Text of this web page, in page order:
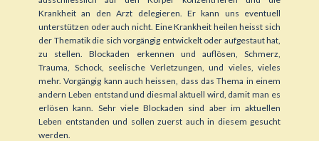
Krankheit an den Arzt delegieren. Er kann uns eventuell
unterstützen oder auch nicht. Eine Krankheit heilen heisst sich
der Thematik die sich vorgängig entwickelt oder aufgestaut hat,
zu stellen. Blockaden erkennen und auflösen, Schmerz,
Trauma, Schock, seelische Verletzungen, und vieles, vieles
mehr. Vorgängig kann auch heissen, dass das Thema in einem
andern Leben entstand und diesmal aktuell wird, damit man es
erlösen kann. Sehr viele Blockaden sind aber im aktuellen
Leben entstanden und sollen zuerst auch in diesem gesucht
werden.